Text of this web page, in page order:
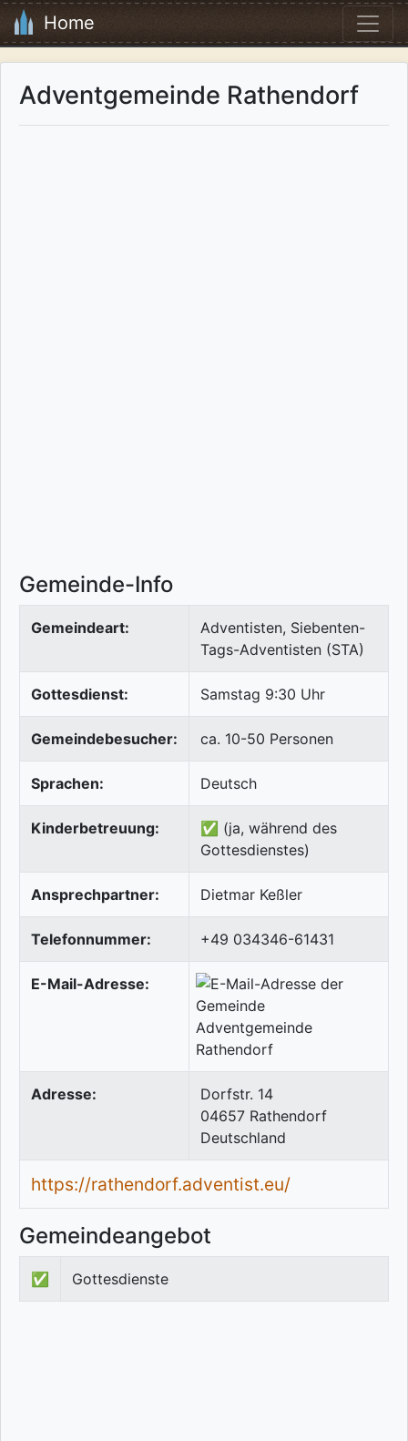
Home
Adventgemeinde Rathendorf
Gemeinde-Info
Gemeindeart:
Adventisten, Siebenten-
Tags-Adventisten (STA)
Gottesdienst: Samstag 9:30 Uhr
Gemeindebesucher: ca. 10-50 Personen
Sprachen: Deutsch
Kinderbetreuung:
✅ (ja, während des
Gottesdienstes)
Ansprechpartner: Dietmar Keßler
Telefonnummer: +49 034346-61431
E-Mail-Adresse:
Adresse:
Dorfstr. 14
04657 Rathendorf
Deutschland
https://rathendorf.adventist.eu/
Gemeindeangebot
✅ Gottesdienste